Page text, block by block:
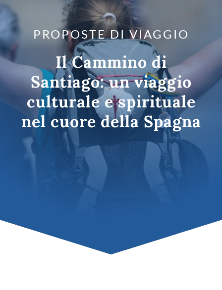
PROPOSTE DI VIAGGIO
Il Cammino di
Santiago: un viaggio
culturale e spirituale
nel cuore della Spagna